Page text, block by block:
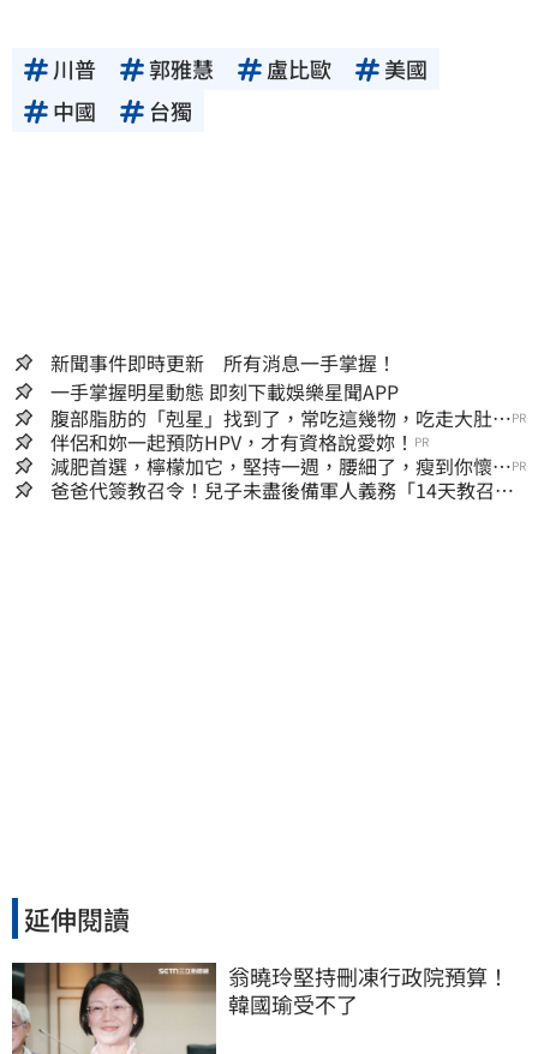
川普 郭雅慧 盧比歐
美國
中國
台獨
新聞事件即時更新 所有消息一手掌握！
一手掌握明星動態 即刻下載娛樂星聞APP
腹部脂肪的「剋星」找到了，常吃這幾物，吃走大肚
囊，瘦出小蠻腰
PR
伴侶和妳一起預防HPV，才有資格說愛妳！ PR
減肥首選，檸檬加它，堅持一週，腰細了，瘦到你懷疑
人生
PR
爸爸代簽教召令！兒子未盡後備軍人義務「14天教召不
延伸閱讀
翁曉玲堅持刪凍行政院預算！
韓國瑜受不了